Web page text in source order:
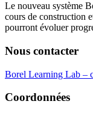
Le nouveau système
cours de construction
pourront évoluer
Nous contacter
Borel Learning Lab –
Coordonnées